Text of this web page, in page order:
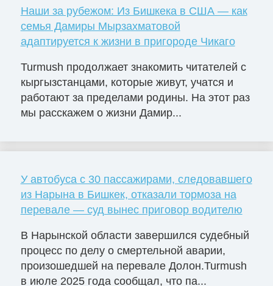
Наши за рубежом: Из Бишкека в США — как
семья Дамиры Мырзахматовой
адаптируется к жизни в пригороде Чикаго
Turmush продолжает знакомить читателей с
кыргызстанцами, которые живут, учатся и
работают за пределами родины. На этот раз
мы расскажем о жизни Дамир...
У автобуса с 30 пассажирами, следовавшего
из Нарына в Бишкек, отказали тормоза на
перевале — суд вынес приговор водителю
В Нарынской области завершился судебный
процесс по делу о смертельной аварии,
произошедшей на перевале Долон.Turmush
в июле 2025 года сообщал, что па...